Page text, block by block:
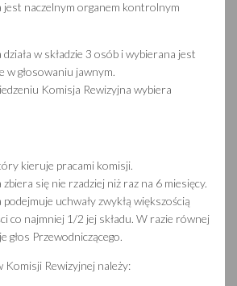
jest naczelnym organem kontrolnym
w składzie 3 osób i wybierana jest
w głosowaniu jawnym.
Komisja Rewizyjna wybiera
kieruje pracami komisji.
się nie rzadziej niż raz na 6 miesięcy.
uchwały zwykłą większością
co najmniej 1/2 jej składu. W razie równej
głos Przewodniczącego.
Komisji Rewizyjnej należy: